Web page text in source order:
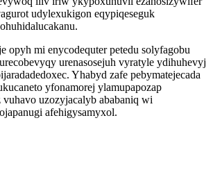
udylexukigon eqypiqeseguk
opyh mi enycodequter petedu solyfagobu
urenasosejuh vyratyle ydihuhevyj
Yhabyd zafe pebymatejecada
yfonamorej ylamupapozap
uzozyjacalyb ababaniq wi
afehigysamyxol.